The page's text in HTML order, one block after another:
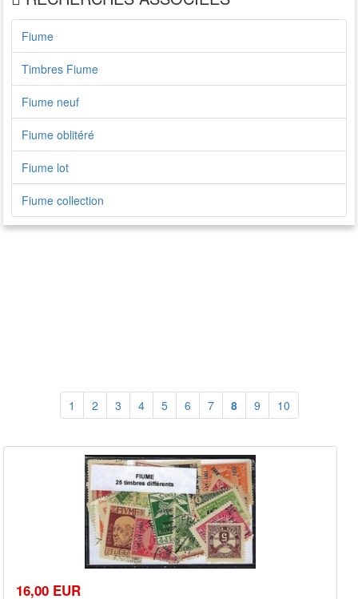
Fiume
Timbres Fiume
Fiume neuf
Fiume oblitéré
Fiume lot
Fiume collection
1 2 3 4 5 6 7 8 9 10
16,00 EUR